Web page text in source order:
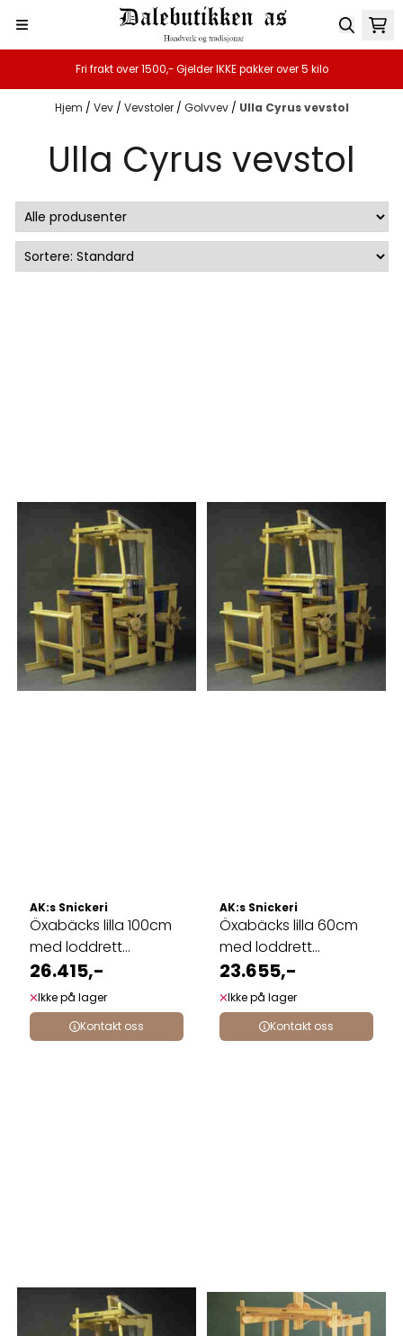
Hopp til innhold
Fri frakt over 1500,- Gjelder IKKE pakker over 5 kilo
Hjem / Vev / Vevstoler / Golvvev / Ulla Cyrus vevstol
Ulla Cyrus vevstol
AK:s Snickeri
Öxabäcks lilla 100cm
med loddrett
kontramarsj
26.415,-
Ikke på lager
Kontakt oss
AK:s Snickeri
Öxabäcks lilla 60cm
med loddrett
kontramarsj
23.655,-
Ikke på lager
Kontakt oss